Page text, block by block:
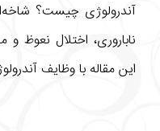
آندرولوژی چیست؟
ناباروری، اختلال نعوظ
این مقاله با وظایف